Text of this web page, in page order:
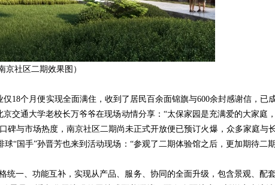
京社区二期效果图）
18个月便实现全面满住，收到了居民百余面锦旗与600余封感谢信，已
交通大学老校长万爷爷在现场动情分享：“太保家园是充满爱的大家庭
与市场热度，南京社区二期尚未正式开放便已预订火爆，众多家庭与
“国手”孙晋芳也来到活动现场：“参观了二期体验馆之后，更加期待二
一、功能互补，实现从产品、服务、协同的全面升级，包含景观、配